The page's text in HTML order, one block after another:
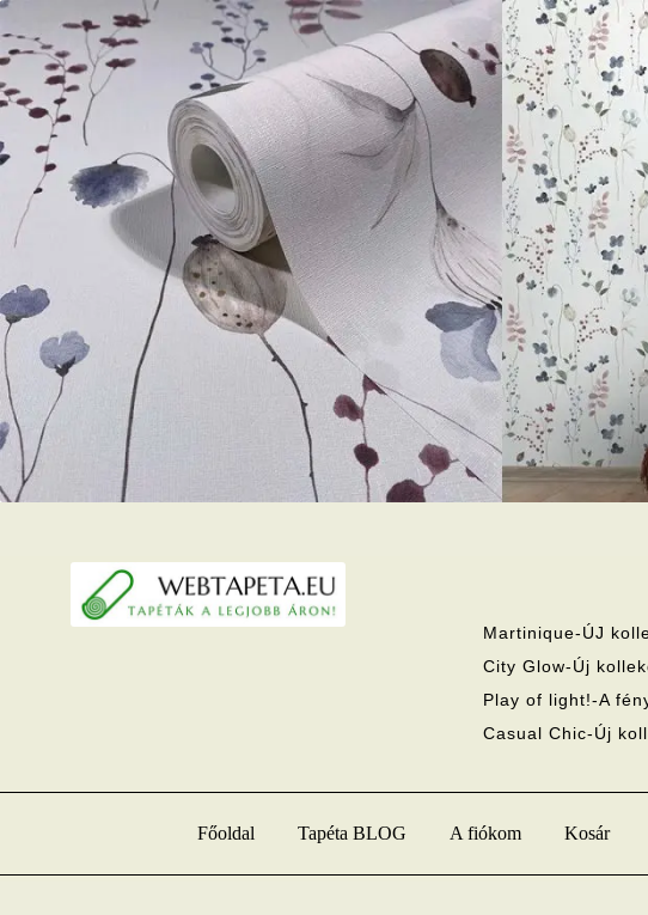
Ugrás
a
navigációhoz
Kilépés
a
tartalomba
Martinique-ÚJ
City Glow-Új
Play of light!-A
Casual Chic-Új
Főoldal Tapéta BLOG A fiókom Kosár